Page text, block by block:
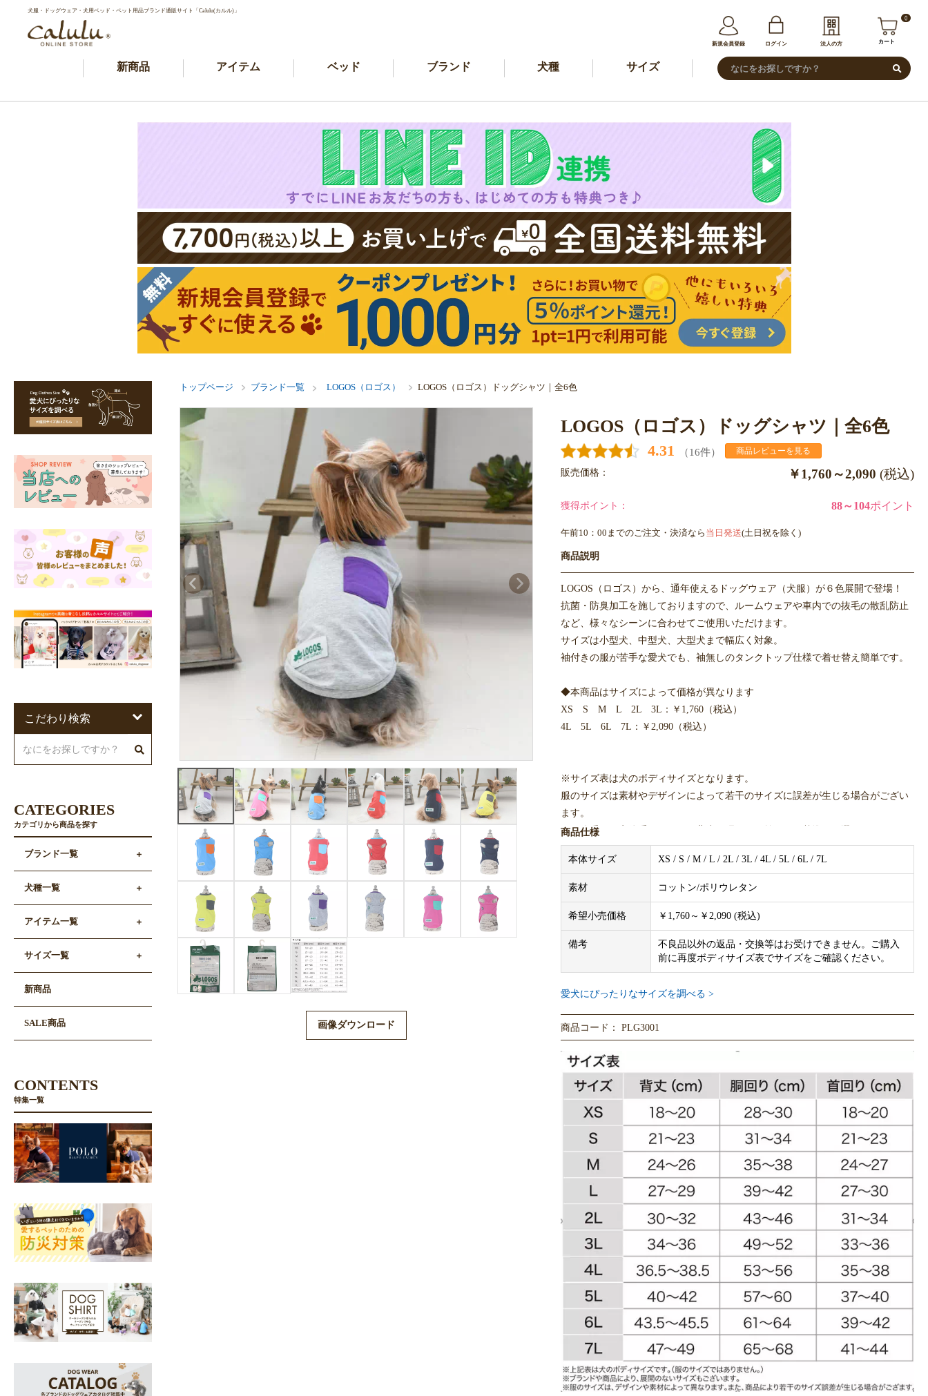
犬服・ドッグウェア・犬用ベッド・ペット用品ブランド通販サイト「Calulu(カルル)」
新規会員登録 ログイン 法人の方
0
カート
新商品 アイテム ベッド ブランド 犬種 サイズ
トップページ ブランド一覧 LOGOS（ロゴス） LOGOS（ロゴス）ドッグシャツ｜全6色
画像ダウンロード
LOGOS（ロゴス）ドッグシャツ｜全6色
4.31 （16件） 商品レビューを見る
販売価格： ￥1,760～2,090 (税込)
獲得ポイント： 88～104ポイント
午前10：00までのご注文・決済なら 当日発送(土日祝を除く)
商品説明
LOGOS（ロゴス）から、通年使えるドッグウェア（犬服）が６色展開で登場！
抗菌・防臭加工を施しておりますので、ルームウェアや車内での抜毛の散乱防止
など、様々なシーンに合わせてご使用いただけます。
サイズは小型犬、中型犬、大型犬まで幅広く対象。
袖付きの服が苦手な愛犬でも、袖無しのタンクトップ仕様で着せ替え簡単です。
◆本商品はサイズによって価格が異なります
XS S M L 2L 3L：￥1,760（税込）
4L 5L 6L 7L：￥2,090（税込）
※サイズ表は犬のボディサイズとなります。
服のサイズは素材やデザインによって若干のサイズに誤差が生じる場合がござい
ます。
また体重は目安体重ですので、背丈・胴回り・首回りを基準にお選びください。
※着用写真は実際の色合いと異なる場合がございます。
商品仕様
本体サイズ XS / S / M / L / 2L / 3L / 4L / 5L / 6L / 7L
素材 コットン/ポリウレタン
希望小売価格 ￥1,760～￥2,090 (税込)
備考
不良品以外の返品・交換等はお受けできません。ご購入
前に再度ボディサイズ表でサイズをご確認ください。
愛犬にぴったりなサイズを調べる >
商品コード： PLG3001
こだわり検索
CATEGORIES
カテゴリから商品を探す
ブランド一覧
犬種一覧
アイテム一覧
サイズ一覧
新商品
SALE商品
CONTENTS
特集一覧